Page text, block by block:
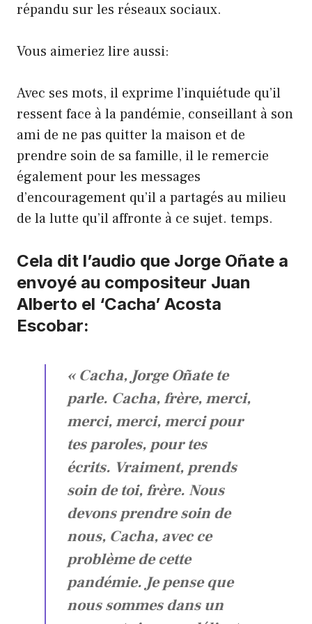
répandu sur les réseaux sociaux.
Vous aimeriez lire aussi:
Avec ses mots, il exprime l’inquiétude qu’il
ressent face à la pandémie, conseillant à son
ami de ne pas quitter la maison et de
prendre soin de sa famille, il le remercie
également pour les messages
d’encouragement qu’il a partagés au milieu
de la lutte qu’il affronte à ce sujet. temps.
Cela dit l’audio que Jorge Oñate a
envoyé au compositeur Juan
Alberto el ‘Cacha’ Acosta
Escobar:
« Cacha, Jorge Oñate te
parle. Cacha, frère, merci,
merci, merci, merci pour
tes paroles, pour tes
écrits. Vraiment, prends
soin de toi, frère. Nous
devons prendre soin de
nous, Cacha, avec ce
problème de cette
pandémie. Je pense que
nous sommes dans un